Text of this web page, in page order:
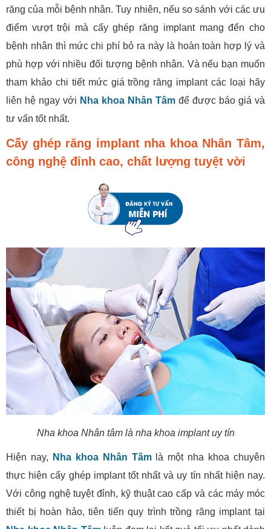
răng của mỗi bệnh nhân. Tuy nhiên, nếu so sánh với các ưu
điểm vượt trội mà cấy ghép răng implant mang đến cho
bệnh nhân thì mức chi phí bỏ ra này là hoàn toàn hợp lý và
phù hợp với nhiều đối tượng bệnh nhân. Và nếu bạn muốn
tham khảo chi tiết mức giá trồng răng implant các loại hãy
liên hệ ngay với Nha khoa Nhân Tâm để được báo giá và
tư vấn tốt nhất.
Cấy ghép răng implant nha khoa Nhân Tâm,
công nghệ đỉnh cao, chất lượng tuyệt vời
Nha khoa Nhân tâm là nha khoa implant uy tín
Hiện nay, Nha khoa Nhân Tâmlà một nha khoa chuyên
thực hiện cấy ghép implant tốt nhất và uy tín nhất hiện nay.
Với công nghệ tuyệt đỉnh, kỹ thuật cao cấp và các máy móc
thiết bị hoàn hảo, tiên tiến quy trình trồng răng implant tại